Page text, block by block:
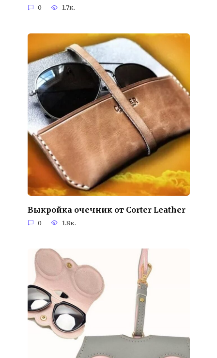
0 1.7к.
Выкройка очечник от Corter Leather
0 1.8к.